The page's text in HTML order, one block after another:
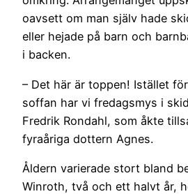
oavsett om man själv hade
eller hejade på barn och
i backen.
– Det här är toppen! Istället
soffan har vi fredagsmys i
Fredrik Rondahl, som åkte
fyraåriga dottern Agnes.
Åldern varierade stort bland
Winroth, två och ett halvt år,